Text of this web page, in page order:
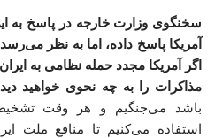
سخنگوی وزارت خارجه در پاسخ به
آمریکا پاسخ داده، اما به نظر
اگر آمریکا مجدد حمله نظامی به
مذاکرات را به چه نحوی خواهید
باشد می‌جنگیم و هر وقت
استفاده می‌کنیم تا منافع ملت